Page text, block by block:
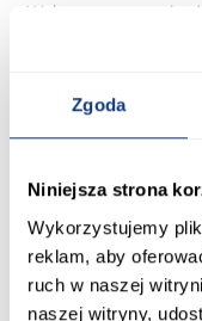
Zgoda
Niniejsza strona
Wykorzystujemy
reklam, aby
ruch w naszej
naszej witryny,
Wykonany z
renomowanych
solidności i
LED wiernie oddaje
regulacji
idealną, przytulną
Kominek Tormes
funkcjonalność.
rozprowadzaniem
elektroniczny
temperatury w
czasowemu i pilotowi
wyjątkowo wygodna.